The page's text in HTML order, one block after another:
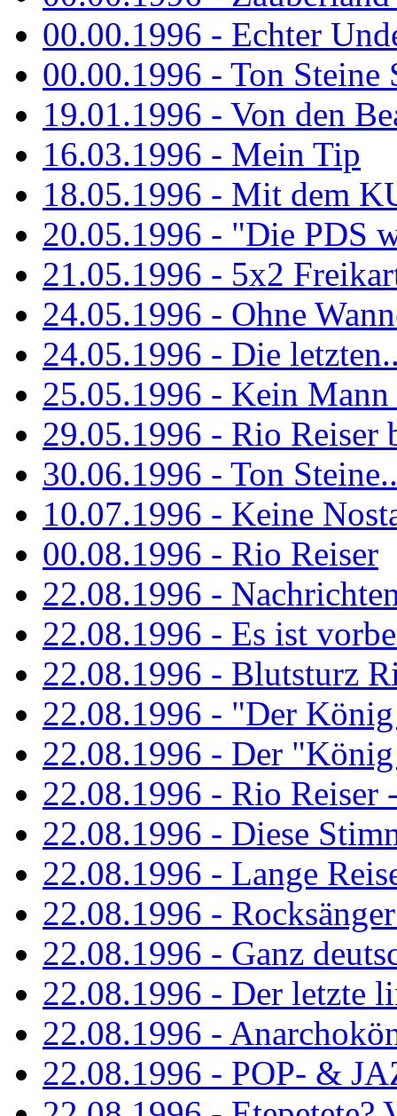
00.00.1996 - Echter
00.00.1996 - Ton Steine
19.01.1996 - Von den
16.03.1996 - Mein Tip
18.05.1996 - Mit dem
20.05.1996 - "Die PDS
21.05.1996 - 5x2
24.05.1996 - Ohne
24.05.1996 - Die
25.05.1996 - Kein
29.05.1996 - Rio Reiser
30.06.1996 - Ton
10.07.1996 - Keine
00.08.1996 - Rio Reiser
22.08.1996 -
22.08.1996 - Es ist
22.08.1996 - Blutsturz
22.08.1996 - "Der
22.08.1996 - Der
22.08.1996 - Rio Reiser
22.08.1996 - Diese
22.08.1996 - Lange
22.08.1996 -
22.08.1996 - Ganz
22.08.1996 - Der letzte
22.08.1996 -
22.08.1996 - POP- &